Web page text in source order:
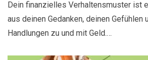
Dein finanzielles Verhaltensmuster ist
aus deinen Gedanken, deinen Gefühlen
Handlungen zu und mit Geld.…